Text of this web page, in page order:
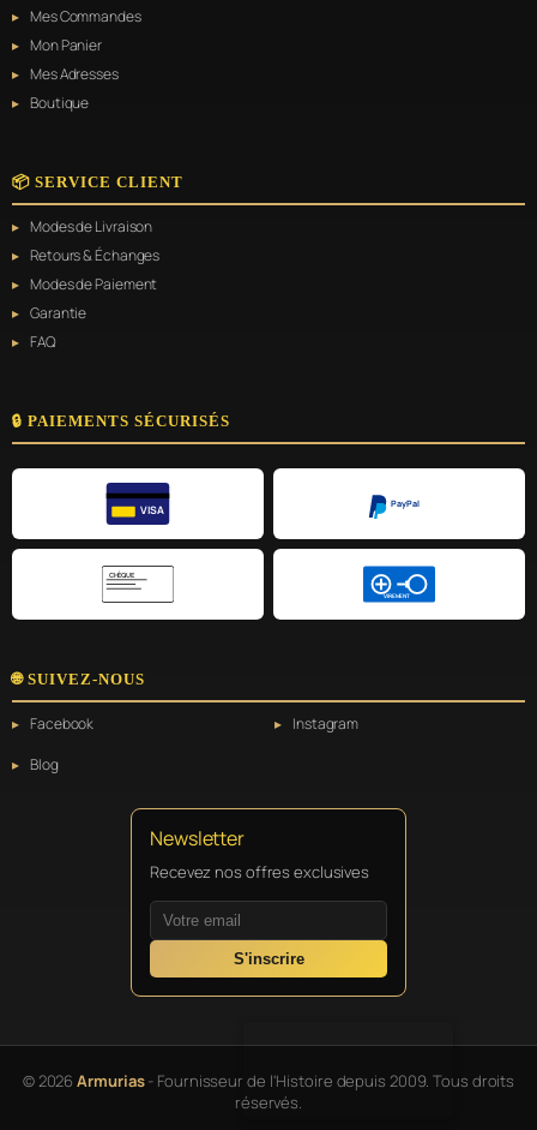
Mes Commandes
Mon Panier
Mes Adresses
Boutique
📦 SERVICE CLIENT
Modes de Livraison
Retours & Échanges
Modes de Paiement
Garantie
FAQ
🔒 PAIEMENTS SÉCURISÉS
VISA
PayPal
CHÈQUE
VIREMENT
🌐 SUIVEZ-NOUS
Facebook
Instagram
Blog
Newsletter
Recevez nos offres exclusives
S'inscrire
© 2026Armurias- Fournisseur de l'Histoire depuis 2009. Tous droits
réservés.